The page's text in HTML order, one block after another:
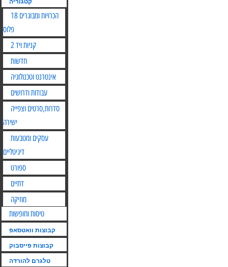
קטגוריה
הכרויות ומבוגרים 18
פלוס
קניות ויד 2
חדשות
אינטרנט וטכנולוגיה
עבודות ודרושים
סדרות,סרטים וצפייה
ישירה
עסקים ומטבעות
דיגיטליים
ספורט
דתיים
מוזיקה
טיסות וחופשות
קבוצות וואטסאפ
קבוצות פייסבוק
טלגרם להורדה